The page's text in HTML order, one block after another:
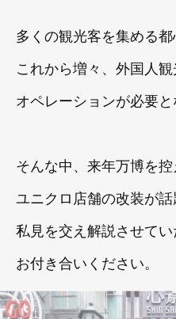
多くの観光客を集める都
これから増々、外国人観
オペレーションが必要と
そんな中、来年万博を控
ユニクロ店舗の改装が話
私見を交え解説させてい
お付き合いください。